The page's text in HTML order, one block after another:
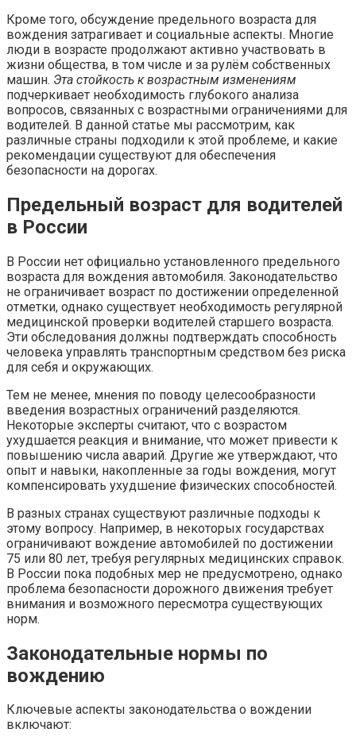
Кроме того, обсуждение предельного возраста для
вождения затрагивает и социальные аспекты. Многие
люди в возрасте продолжают активно участвовать в
жизни общества, в том числе и за рулём собственных
машин. Эта стойкость к возрастным изменениям
подчеркивает необходимость глубокого анализа
вопросов, связанных с возрастными ограничениями для
водителей. В данной статье мы рассмотрим, как
различные страны подходили к этой проблеме, и какие
рекомендации существуют для обеспечения
безопасности на дорогах.
Предельный возраст для водителей
в России
В России нет официально установленного предельного
возраста для вождения автомобиля. Законодательство
не ограничивает возраст по достижении определенной
отметки, однако существует необходимость регулярной
медицинской проверки водителей старшего возраста.
Эти обследования должны подтверждать способность
человека управлять транспортным средством без риска
для себя и окружающих.
Тем не менее, мнения по поводу целесообразности
введения возрастных ограничений разделяются.
Некоторые эксперты считают, что с возрастом
ухудшается реакция и внимание, что может привести к
повышению числа аварий. Другие же утверждают, что
опыт и навыки, накопленные за годы вождения, могут
компенсировать ухудшение физических способностей.
В разных странах существуют различные подходы к
этому вопросу. Например, в некоторых государствах
ограничивают вождение автомобилей по достижении
75 или 80 лет, требуя регулярных медицинских справок.
В России пока подобных мер не предусмотрено, однако
проблема безопасности дорожного движения требует
внимания и возможного пересмотра существующих
норм.
Законодательные нормы по
вождению
Ключевые аспекты законодательства о вождении
включают: